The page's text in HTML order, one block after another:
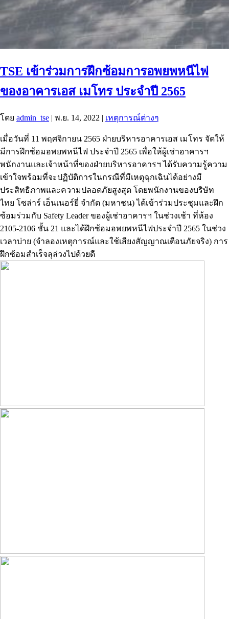
TSE เข้าร่วมการฝึกซ้อมการอพยพหนีไฟ
ของอาคารเอส เมโทร ประจำปี 2565
โดย admin_tse | พ.ย. 14, 2022 | เหตุการณ์ต่างๆ
เมื่อวันที่ 11 พฤศจิกายน 2565 ฝ่ายบริหารอาคารเอส เมโทร จัดให้
มีการฝึกซ้อมอพยพหนีไฟ ประจำปี 2565 เพื่อให้ผู้เช่าอาคารฯ
พนักงานและเจ้าหน้าที่ของฝ่ายบริหารอาคารฯ ได้รับความรู้ความ
เข้าใจพร้อมที่จะปฏิบัติการในกรณีที่มีเหตุฉุกเฉินได้อย่างมี
ประสิทธิภาพและความปลอดภัยสูงสุด โดยพนักงานของบริษัท
ไทย โซล่าร์ เอ็นเนอร์ยี่ จำกัด (มหาชน) ได้เข้าร่วมประชุมและฝึก
ซ้อมร่วมกับ Safety Leader ของผู้เช่าอาคารฯ ในช่วงเช้า ที่ห้อง
2105-2106 ชั้น 21 และได้ฝึกซ้อมอพยพหนีไฟประจำปี 2565 ในช่วง
เวลาบ่าย (จำลองเหตุการณ์และใช้เสียงสัญญาณเตือนภัยจริง) การ
ฝึกซ้อมสำเร็จลุล่วงไปด้วยดี